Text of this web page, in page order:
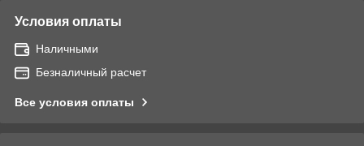
Условия оплаты
Наличными
Безналичный расчет
Все условия оплаты